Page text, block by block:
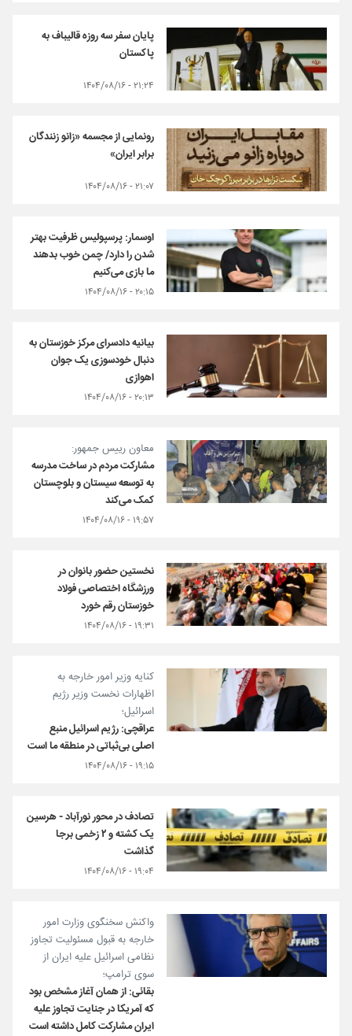
پایان سفر سه روزه قالیباف به
پاکستان
۲۱:۲۴ - ۱۴۰۴/۰۸/۱۶
رونمایی از مجسمه «زانو زنندگان
برابر ایران»
۲۱:۰۷ - ۱۴۰۴/۰۸/۱۶
اوسمار: پرسپولیس ظرفیت بهتر
شدن را دارد/ چمن خوب بدهند
ما بازی می‌کنیم
۲۰:۱۵ - ۱۴۰۴/۰۸/۱۶
بیانیه دادسرای مرکز خوزستان به
دنبال خودسوزی یک جوان
اهوازی
۲۰:۱۳ - ۱۴۰۴/۰۸/۱۶
معاون رییس جمهور:
مشارکت مردم در ساخت مدرسه
به توسعه سیستان و بلوچستان
کمک می‌کند
۱۹:۵۷ - ۱۴۰۴/۰۸/۱۶
نخستین حضور بانوان در
ورزشگاه اختصاصی فولاد
خوزستان رقم خورد
۱۹:۳۱ - ۱۴۰۴/۰۸/۱۶
کنایه وزیر امور خارجه به
اظهارات نخست وزیر رژیم
اسرائیل؛
عراقچی: رژیم اسرائیل منبع
اصلی بی‌ثباتی در منطقه ما است
۱۹:۱۵ - ۱۴۰۴/۰۸/۱۶
تصادف در محور نورآباد - هرسین
یک کشته و ۲ زخمی برجا
گذاشت
۱۹:۰۴ - ۱۴۰۴/۰۸/۱۶
واکنش سخنگوی وزارت امور
خارجه به قبول مسئولیت تجاوز
نظامی اسرائیل علیه ایران از
سوی ترامپ؛
بقائی: از همان آغاز مشخص بود
که آمریکا در جنایت تجاوز علیه
ایران مشارکت کامل داشته است